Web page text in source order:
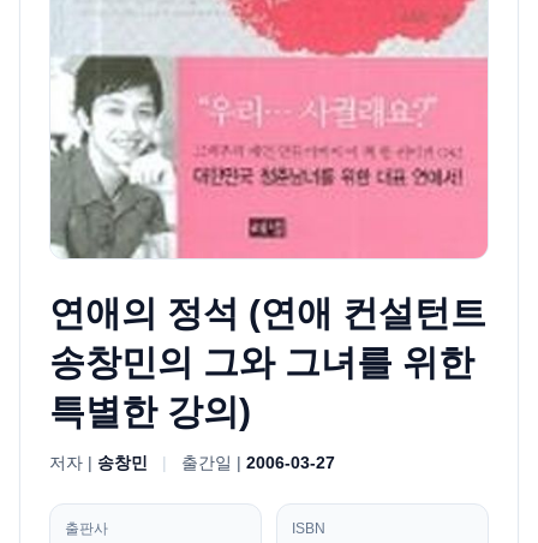
연애의 정석 (연애 컨설턴트
송창민의 그와 그녀를 위한
특별한 강의)
저자 | 송창민 | 출간일 | 2006-03-27
출판사 ISBN